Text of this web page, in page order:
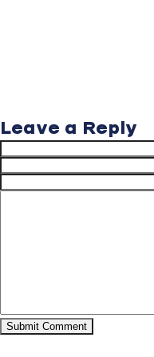
Leave a Reply